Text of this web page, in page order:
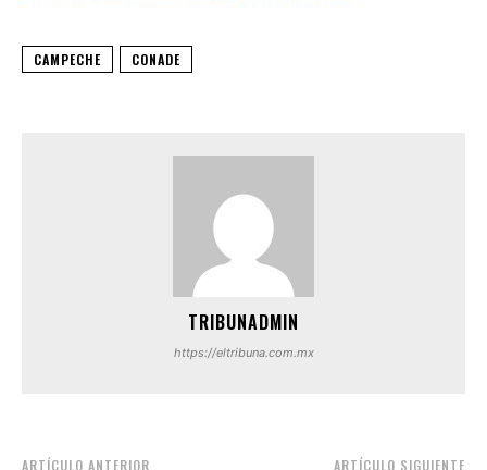
CAMPECHE CONADE
TRIBUNADMIN
https://eltribuna.com.mx
ARTÍCULO ANTERIOR ARTÍCULO SIGUIENTE